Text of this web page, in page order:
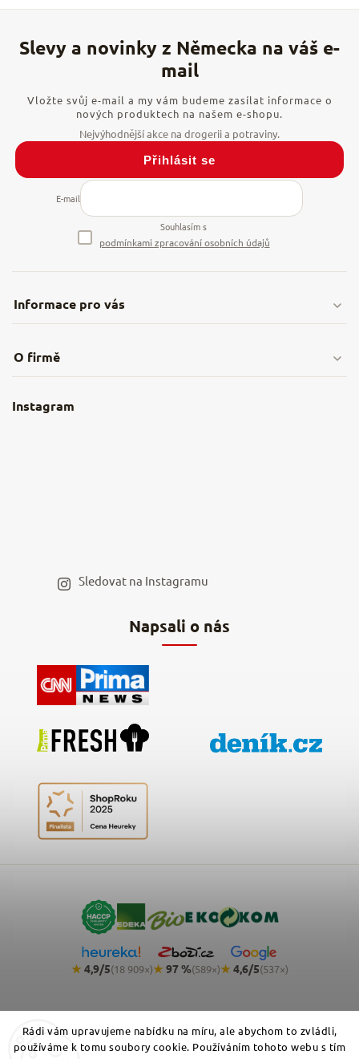
Rádi vám upravujeme nabídku na míru, ale abychom to zvládli,
používáme k tomu soubory cookie. Používáním tohoto webu s tím
Informace pro vás
Obchodní podmínky
Nejčastější dotazy
Vložte svůj e-mail a my vám budeme zasílat informace o
nových produktech na našem e-shopu.
E-mail
Souhlasím s
podmínkami zpracování osobních údajů
Přihlásit se
Napsali o nás
Instagram
Sledovat na Instagramu
O firmě
Hodnocení obchodu
★4,9/5(18 909×)★97 %(589×)★4,6/5(537×)